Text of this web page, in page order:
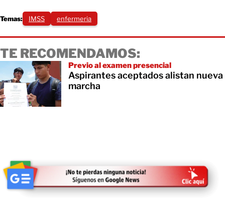
Temas: IMSS enfermeria
TE RECOMENDAMOS:
Previo al examen presencial
Aspirantes aceptados alistan nueva
marcha